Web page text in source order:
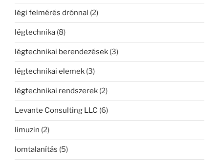
légi felmérés drónnal (2)
légtechnika (8)
légtechnikai berendezések (3)
légtechnikai elemek (3)
légtechnikai rendszerek (2)
Levante Consulting LLC (6)
limuzin (2)
lomtalanítás (5)